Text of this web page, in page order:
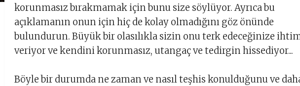
korunmasız bırakmamak için bunu size söylüyor. Ayrıca bu
açıklamanın onun için hiç de kolay olmadığını göz önünde
bulundurun. Büyük bir olasılıkla sizin onu terk edeceğinize
veriyor ve kendini korunmasız, utangaç ve tedirgin hissediyor...
Böyle bir durumda ne zaman ve nasıl teşhis konulduğunu ve